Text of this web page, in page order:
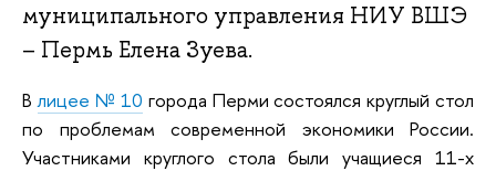
муниципального управления НИУ ВШЭ
– Пермь Елена Зуева.
Влицее № 10 города Перми состоялся круглый стол
по проблемам современной экономики России.
Участниками круглого стола были учащиеся 11-х